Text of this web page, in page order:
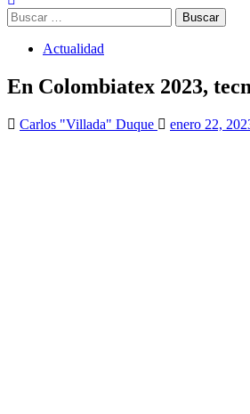
Buscar:
Actualidad
En Colombiatex 2023,
Carlos "Villada" Duque enero 22,